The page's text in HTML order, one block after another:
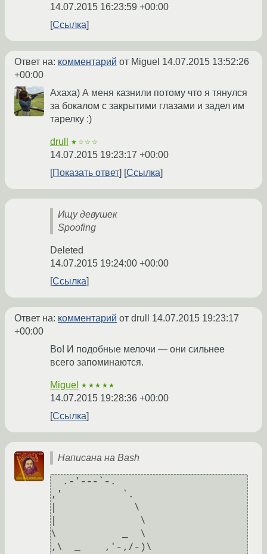
14.07.2015 16:23:59 +00:00
Ссылка
Ответ на: комментарий от Miguel 14.07.2015 13:52:26
+00:00
Ахаха) А меня казнили потому что я тянулся
за бокалом с закрытими глазами и задел им
тарелку :)
drull ★☆☆☆
14.07.2015 19:23:17 +00:00
Показать ответ
Ссылка
Ищу девушек
Spoofing
Deleted
14.07.2015 19:24:00 +00:00
Ссылка
Ответ на: комментарий от drull 14.07.2015 19:23:17
+00:00
Во! И подобные мелочи — они сильнее
всего запоминаются.
Miguel ★★★★★
14.07.2015 19:28:36 +00:00
Ссылка
Написана на Bash
,'          `.
|             \
|              \
\           _  \
,\  _    ,'-,/-)\